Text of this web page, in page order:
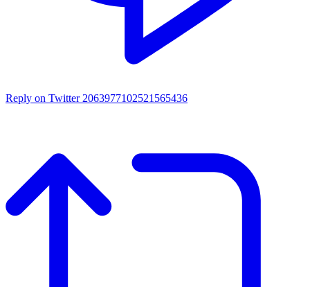
Reply on Twitter 2063977102521565436